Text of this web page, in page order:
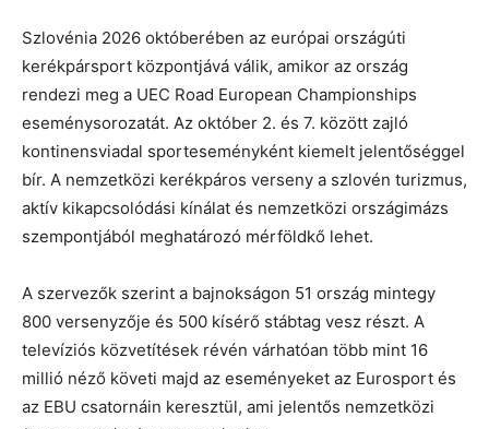
Szlovénia 2026 októberében az európai országúti
kerékpársport központjává válik, amikor az ország
rendezi meg a UEC Road European Championships
eseménysorozatát. Az október 2. és 7. között zajló
kontinensviadal sporteseményként kiemelt jelentőséggel
bír. A nemzetközi kerékpáros verseny a szlovén turizmus,
aktív kikapcsolódási kínálat és nemzetközi országimázs
szempontjából meghatározó mérföldkő lehet.
A szervezők szerint a bajnokságon 51 ország mintegy
800 versenyzője és 500 kísérő stábtag vesz részt. A
televíziós közvetítések révén várhatóan több mint 16
millió néző követi majd az eseményeket az Eurosport és
az EBU csatornáin keresztül, ami jelentős nemzetközi